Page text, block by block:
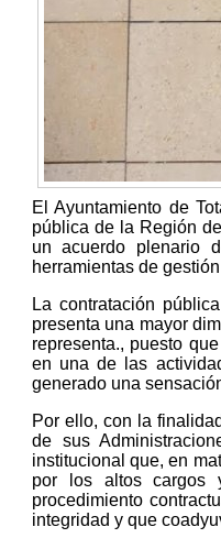
El Ayuntamiento de
pública de la Región
un acuerdo plenario
herramientas de
La contratación
presenta una mayor
representa., puesto
en una de las
generado una
Por ello, con la
de sus
institucional que, en
por los altos cargos
procedimiento
integridad y que